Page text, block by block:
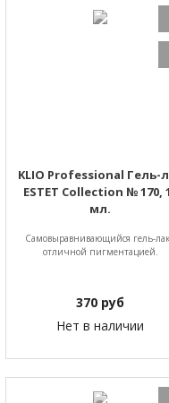
KLIO Professional Гель-
ESTET Collection № 170,
мл.
Самовыравнивающийся гель-
отличной пигментацией.
370 руб
Нет в наличии